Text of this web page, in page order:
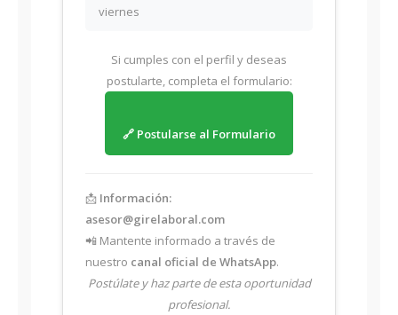
viernes
Si cumples con el perfil y deseas
postularte, completa el formulario:
🔗 Postularse al Formulario
📩 Información:
asesor@girelaboral.com
📲 Mantente informado a través de
nuestro canal oficial de WhatsApp.
Postúlate y haz parte de esta oportunidad
profesional.